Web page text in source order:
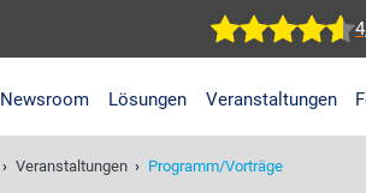
Newsroom Lösungen Veranstaltungen
› Veranstaltungen › Programm/Vorträge